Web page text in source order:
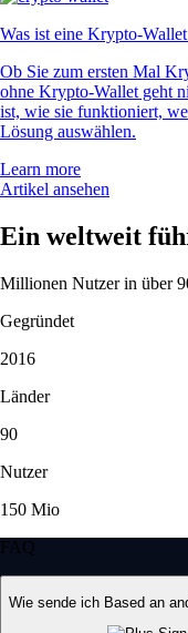
Was ist eine Krypto-
Ob Sie zum ersten Mal
ohne Krypto-Wallet geht
ist, wie sie funktioniert,
Lösung auswählen.
Learn more
Artikel ansehen
Ein weltweit
Millionen Nutzer in über
Gegründet
2016
Länder
90
Nutzer
150 Mio
FAQ
Wie sende ich Based an